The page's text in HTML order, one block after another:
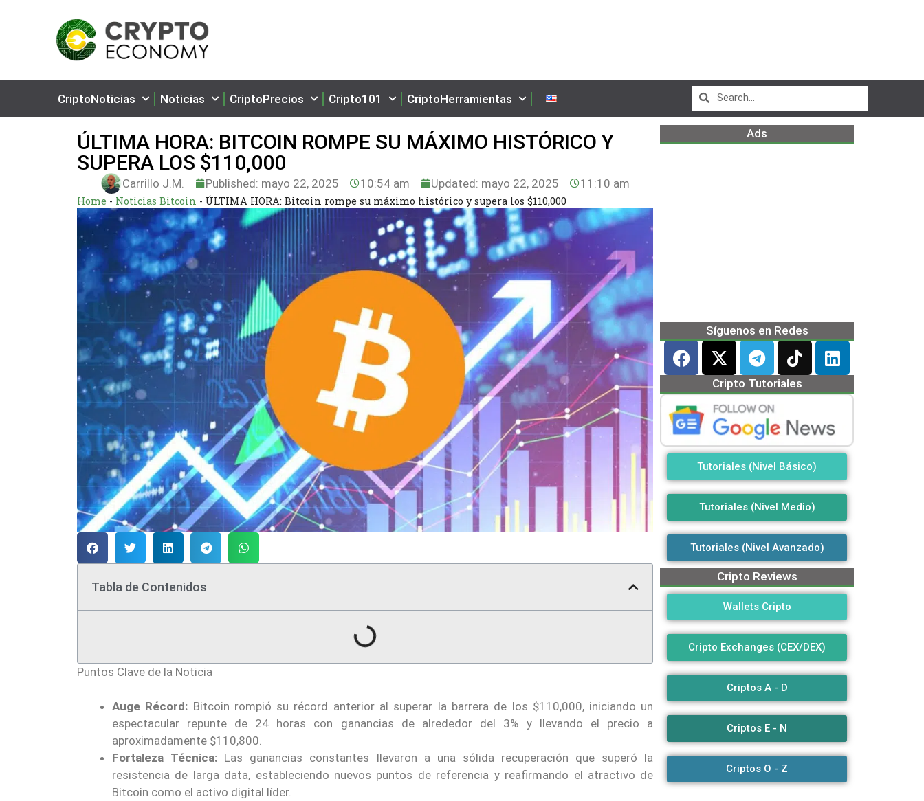
CriptoNoticias Noticias CriptoPrecios Cripto101 CriptoHerramientas
ÚLTIMA HORA: BITCOIN ROMPE SU MÁXIMO HISTÓRICO Y
SUPERA LOS $110,000
Carrillo J.M. Published: mayo 22, 2025 10:54 am Updated: mayo 22, 2025 11:10 am
Home - Noticias Bitcoin - ÚLTIMA HORA: Bitcoin rompe su máximo histórico y supera los $110,000
Tabla de Contenidos
Puntos Clave de la Noticia
Auge Récord: Bitcoin rompió su récord anterior al superar la barrera de los $110,000, iniciando un
espectacular repunte de 24 horas con ganancias de alrededor del 3% y llevando el precio a
aproximadamente $110,800.
Fortaleza Técnica: Las ganancias constantes llevaron a una sólida recuperación que superó la
resistencia de larga data, estableciendo nuevos puntos de referencia y reafirmando el atractivo de
Bitcoin como el activo digital líder.
Ads
Síguenos en Redes
Cripto Tutoriales
Tutoriales (Nivel Básico)
Tutoriales (Nivel Medio)
Tutoriales (Nivel Avanzado)
Cripto Reviews
Wallets Cripto
Cripto Exchanges (CEX/DEX)
Criptos A - D
Criptos E - N
Criptos O - Z